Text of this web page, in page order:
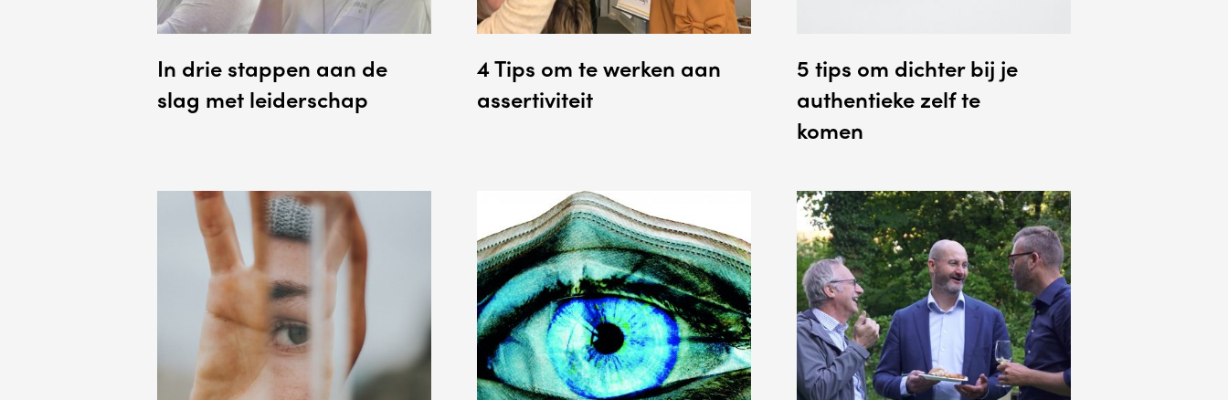
In drie stappen aan de
slag met leiderschap
4 Tips om te werken aan
assertiviteit
5 tips om dichter bij je
authentieke zelf te
komen